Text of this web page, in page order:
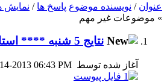
عنوان / نویسنده موضوع پاسخ ها / نمایش
» موضوعات غیر مهم
نتايج 5 شنبه **** استارز 14 مارچ(24 اسفند 91)
آغاز شده توسط 2013 06:43 PM